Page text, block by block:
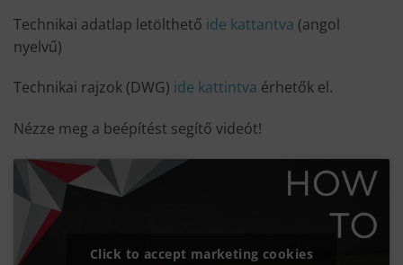
Technikai adatlap letölthető ide kattantva (angol
nyelvű)
Technikai rajzok (DWG) ide kattintva érhetők el.
Nézze meg a beépítést segítő videót!
Click to accept marketing cookies